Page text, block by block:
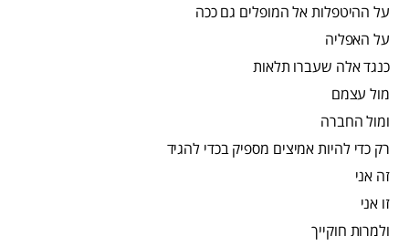
על ההיטפלות אל המופלים גם ככה
על האפליה
כנגד אלה שעברו תלאות
מול עצמם
ומול החברה
רק כדי להיות אמיצים מספיק בכדי להגיד
זה אני
זו אני
ולמרות חוקייך